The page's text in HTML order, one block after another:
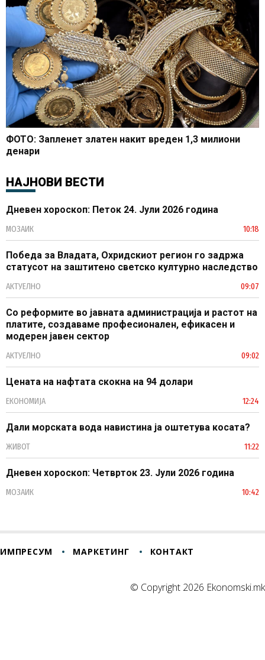
ФОТО: Запленет златен накит вреден 1,3 милиони
денари
НАЈНОВИ ВЕСТИ
Дневен хороскоп: Петок 24. Јули 2026 година
МОЗАИК 10:18
Победа за Владата, Охридскиот регион го задржа
статусот на заштитено светско културно наследство
АКТУЕЛНО 09:07
Со реформите во јавната администрација и растот на
платите, создаваме професионален, ефикасен и
модерен јавен сектор
АКТУЕЛНО 09:02
Цената на нафтата скокна на 94 долари
ЕКОНОМИЈА 12:24
Дали морската вода навистина ја оштетува косата?
ЖИВОТ 11:22
Дневен хороскоп: Четврток 23. Јули 2026 година
МОЗАИК 10:42
ИМПРЕСУМ МАРКЕТИНГ КОНТАКТ
© Copyright 2026 Ekonomski.mk